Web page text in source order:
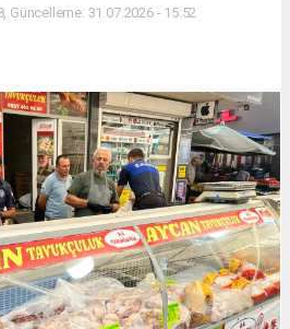
Güncelleme: 31.07.2026 - 15:52